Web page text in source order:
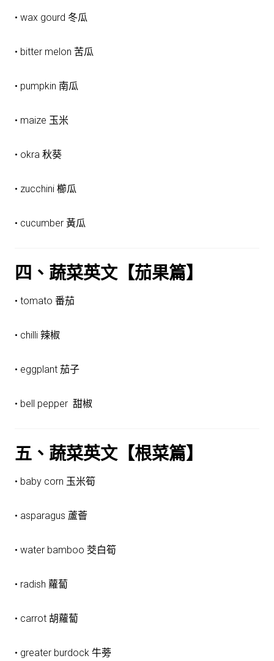
• wax gourd 冬瓜
• bitter melon 苦瓜
• pumpkin 南瓜
• maize 玉米
• okra 秋葵
• zucchini 櫛瓜
• cucumber 黃瓜
四、蔬菜英文【茄果篇】
• tomato 番茄
• chilli 辣椒
• eggplant 茄子
• bell pepper 甜椒
五、蔬菜英文【根菜篇】
• baby corn 玉米筍
• asparagus 蘆薈
• water bamboo 茭白筍
• radish 蘿蔔
• carrot 胡蘿蔔
• greater burdock 牛蒡